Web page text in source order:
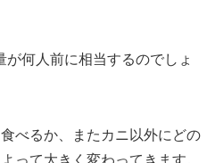
何人前に相当するのでしょ
べるか、またカニ以外にどの
って大きく変わってきます。